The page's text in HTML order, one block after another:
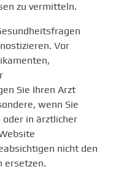
zu vermitteln.
Vor
Sie Ihren Arzt
wenn Sie
in ärztlicher
nicht den
ersetzen.